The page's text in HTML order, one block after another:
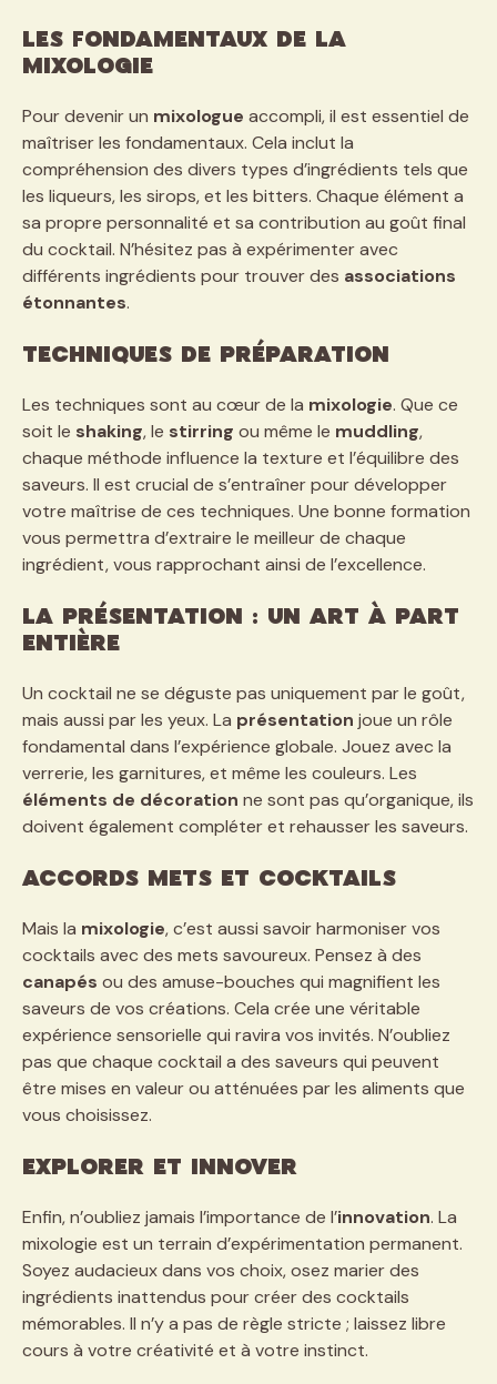
Les Fondamentaux de la
Mixologie
Pour devenir un mixologue accompli, il est essentiel de
maîtriser les fondamentaux. Cela inclut la
compréhension des divers types d’ingrédients tels que
les liqueurs, les sirops, et les bitters. Chaque élément a
sa propre personnalité et sa contribution au goût final
du cocktail. N’hésitez pas à expérimenter avec
différents ingrédients pour trouver des associations
étonnantes.
Techniques de Préparation
Les techniques sont au cœur de la mixologie. Que ce
soit le shaking, le stirring ou même le muddling,
chaque méthode influence la texture et l’équilibre des
saveurs. Il est crucial de s’entraîner pour développer
votre maîtrise de ces techniques. Une bonne formation
vous permettra d’extraire le meilleur de chaque
ingrédient, vous rapprochant ainsi de l’excellence.
La Présentation : Un Art à Part
Entière
Un cocktail ne se déguste pas uniquement par le goût,
mais aussi par les yeux. La présentation joue un rôle
fondamental dans l’expérience globale. Jouez avec la
verrerie, les garnitures, et même les couleurs. Les
éléments de décoration ne sont pas qu’organique, ils
doivent également compléter et rehausser les saveurs.
Accords Mets et Cocktails
Mais la mixologie, c’est aussi savoir harmoniser vos
cocktails avec des mets savoureux. Pensez à des
canapés ou des amuse-bouches qui magnifient les
saveurs de vos créations. Cela crée une véritable
expérience sensorielle qui ravira vos invités. N’oubliez
pas que chaque cocktail a des saveurs qui peuvent
être mises en valeur ou atténuées par les aliments que
vous choisissez.
Explorer et Innover
Enfin, n’oubliez jamais l’importance de l’innovation. La
mixologie est un terrain d’expérimentation permanent.
Soyez audacieux dans vos choix, osez marier des
ingrédients inattendus pour créer des cocktails
mémorables. Il n’y a pas de règle stricte ; laissez libre
cours à votre créativité et à votre instinct.